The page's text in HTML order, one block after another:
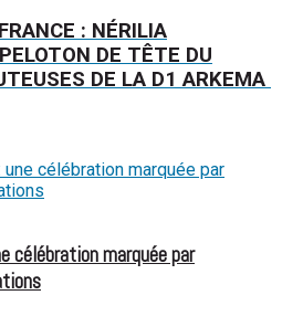
: NÉRILIA
DE TÊTE DU
DE LA D1 ARKEMA
célébration marquée par